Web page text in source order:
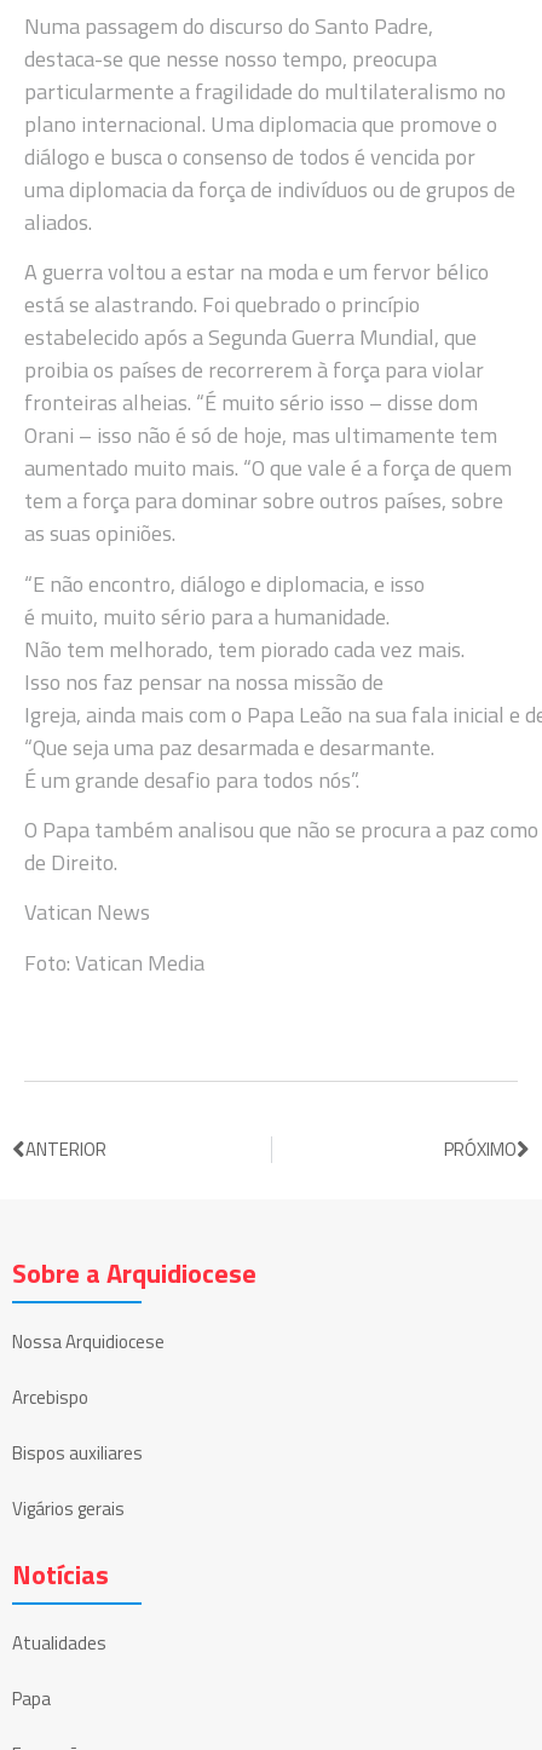
Numa passagem do discurso do Santo Padre,
destaca-se que nesse nosso tempo, preocupa
particularmente a fragilidade do multilateralismo no
plano internacional. Uma diplomacia que promove o
diálogo e busca o consenso de todos é vencida por
uma diplomacia da força de indivíduos ou de grupos de
aliados.
A guerra voltou a estar na moda e um fervor bélico
está se alastrando. Foi quebrado o princípio
estabelecido após a Segunda Guerra Mundial, que
proibia os países de recorrerem à força para violar
fronteiras alheias. “É muito sério isso – disse dom
Orani – isso não é só de hoje, mas ultimamente tem
aumentado muito mais. “O que vale é a força de quem
tem a força para dominar sobre outros países, sobre
as suas opiniões.
“E não encontro, diálogo e diplomacia, e isso
é muito, muito sério para a humanidade.
Não tem melhorado, tem piorado cada vez mais.
Isso nos faz pensar na nossa missão de
Igreja, ainda mais com o Papa Leão na sua fala inicial e
“Que seja uma paz desarmada e desarmante.
É um grande desafio para todos nós”.
O Papa também analisou que não se procura a paz
de Direito.
Vatican News
Foto: Vatican Media
ANTERIOR PRÓXIMO
Sobre a Arquidiocese
Nossa Arquidiocese
Arcebispo
Bispos auxiliares
Vigários gerais
Notícias
Atualidades
Papa